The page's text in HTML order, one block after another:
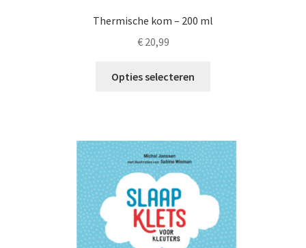
Thermische kom – 200 ml
€20,99
Opties selecteren
Deze
optie
kan
gekozen
worden
op